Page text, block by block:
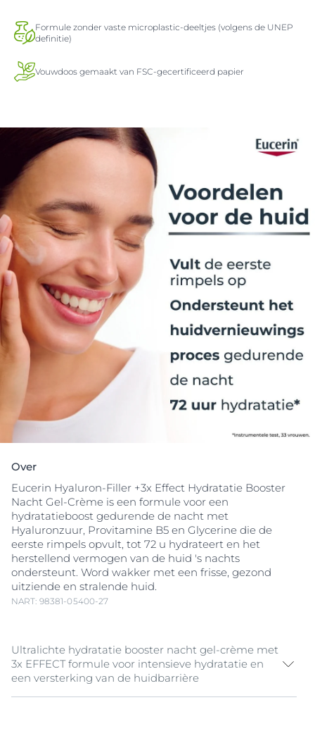
Formule zonder vaste microplastic-deeltjes (volgens de UNEP
definitie)
Vouwdoos gemaakt van FSC-gecertificeerd papier
Over
Eucerin Hyaluron-Filler +3x Effect Hydratatie Booster
Nacht Gel-Crème is een formule voor een
hydratatieboost gedurende de nacht met
Hyaluronzuur, Provitamine B5 en Glycerine die de
eerste rimpels opvult, tot 72 u hydrateert en het
herstellend vermogen van de huid 's nachts
ondersteunt. Word wakker met een frisse, gezond
uitziende en stralende huid.
NART: 98381-05400-27
Ultralichte hydratatie booster nacht gel-crème met
3x EFFECT formule voor intensieve hydratatie en
een versterking van de huidbarrière